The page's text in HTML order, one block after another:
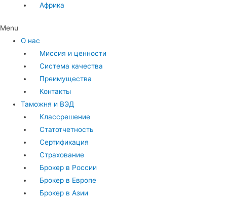
Африка
Menu
О нас
Миссия и ценности
Система качества
Преимущества
Контакты
Таможня и ВЭД
Классрешение
Статотчетность
Сертификация
Страхование
Брокер в России
Брокер в Европе
Брокер в Азии